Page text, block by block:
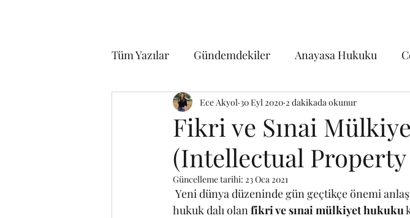
Tüm Yazılar Gündemdekiler Anayasa Hukuku
Uluslararası Hukuk Ticaret Hukuku İş Hukuku
İnsan Hakları Kriminoloji Siyasi Tarih
Bilişim Hukuku Hukuk Tarihi Diğer İdare
Fikri ve Sınai
(Intellectual
Ece Akyol 30 Eyl 2020 2 dakikada okunur
Güncelleme tarihi: 23 Oca 2021
hukuk dalı olan fikri ve sınai mülkiyet hukuku